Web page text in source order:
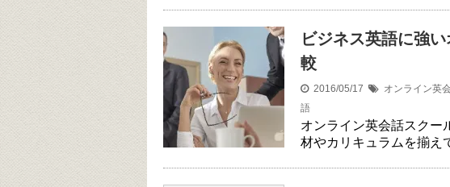
ビジネス英語に強
較
2016/05/17 オンライン英
語
オンライン英会話スクー
材やカリキュラムを揃え